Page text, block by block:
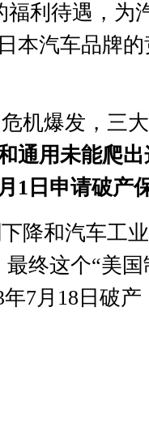
福利待遇，为
本汽车品牌
机爆发，三
通用未能爬
月 1 日申请破产
降和汽车工
终这个“美
年7月 18 日破